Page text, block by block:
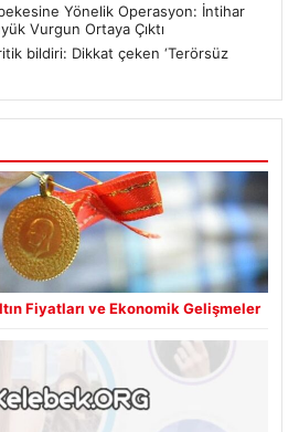
Yönelik Operasyon: İntihar
Vurgun Ortaya Çıktı
bildiri: Dikkat çeken ‘Terörsüz
Fiyatları ve Ekonomik Gelişmeler